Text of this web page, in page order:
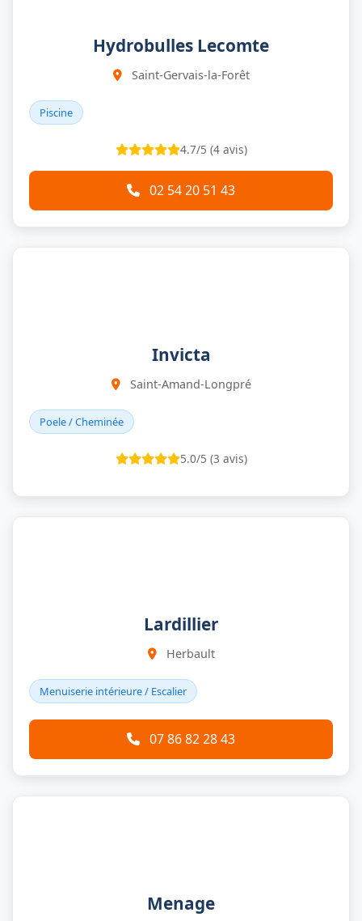
Hydrobulles Lecomte
Saint-Gervais-la-Forêt
Piscine
4.7/5 (4 avis)
02 54 20 51 43
Invicta
Saint-Amand-Longpré
Poele / Cheminée
5.0/5 (3 avis)
Lardillier
Herbault
Menuiserie intérieure / Escalier
07 86 82 28 43
Menage